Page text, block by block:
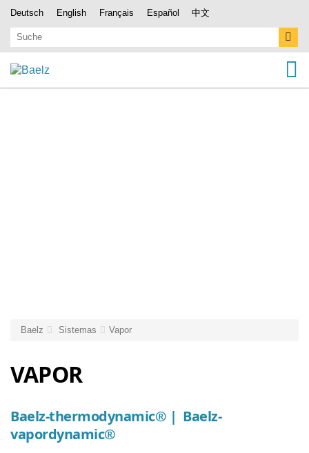
Deutsch English Français Español 中文
Baelz Sistemas Vapor
VAPOR
Baelz-thermodynamic® | Baelz-
vapordynamic®